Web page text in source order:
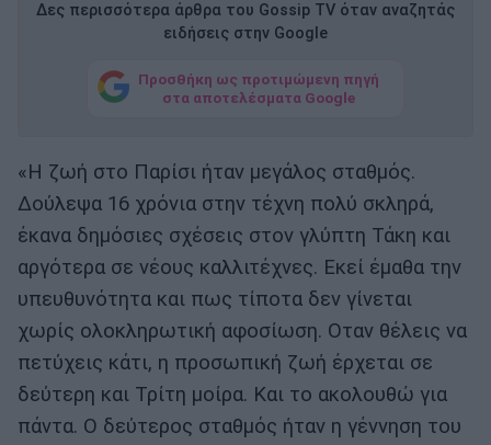
Δες περισσότερα άρθρα του Gossip TV όταν αναζητάς
ειδήσεις στην Google
Προσθήκη ως προτιμώμενη πηγή
στα αποτελέσματα Google
«Η ζωή στο Παρίσι ήταν μεγάλος σταθμός.
∆ούλεψα 16 χρόνια στην τέχνη πολύ σκληρά,
έκανα δημόσιες σχέσεις στον γλύπτη Τάκη και
αργότερα σε νέους καλλιτέχνες. Εκεί έμαθα την
υπευθυνότητα και πως τίποτα δεν γίνεται
χωρίς ολοκληρωτική αφοσίωση. Οταν θέλεις να
πετύχεις κάτι, η προσωπική ζωή έρχεται σε
δεύτερη και Τρίτη μοίρα. Και το ακολουθώ για
πάντα. Ο δεύτερος σταθμός ήταν η γέννηση του